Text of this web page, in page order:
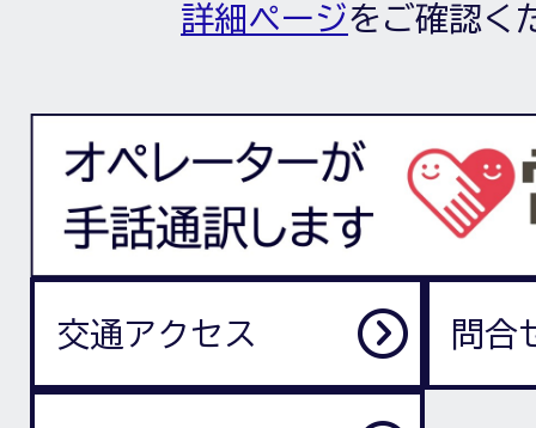
詳細ページをご確認く
交通アクセス 問合